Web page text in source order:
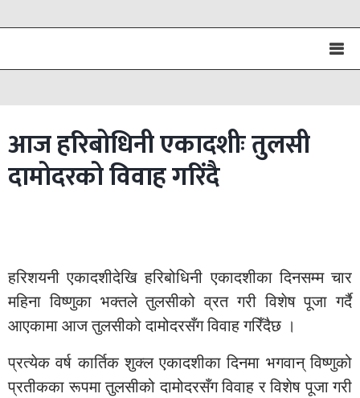
आज हरिबोधिनी एकादशीः तुलसी
दामोदरको विवाह गरिंदै
हरिशयनी एकादशीदेखि हरिबोधिनी एकादशीका दिनसम्म चार
महिना विष्णुका भक्तले तुलसीको व्रत गरी विशेष पूजा गर्दै
आएकामा आज तुलसीको दामोदरसँग विवाह गरिँदैछ ।
प्रत्येक वर्ष कार्तिक शुक्ल एकादशीका दिनमा भगवान् विष्णुको
प्रतीकका रूपमा तुलसीको दामोदरसँग विवाह र विशेष पूजा गरी